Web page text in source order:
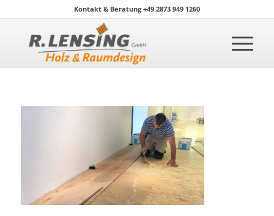
Kontakt & Beratung +49 2873 949 1260